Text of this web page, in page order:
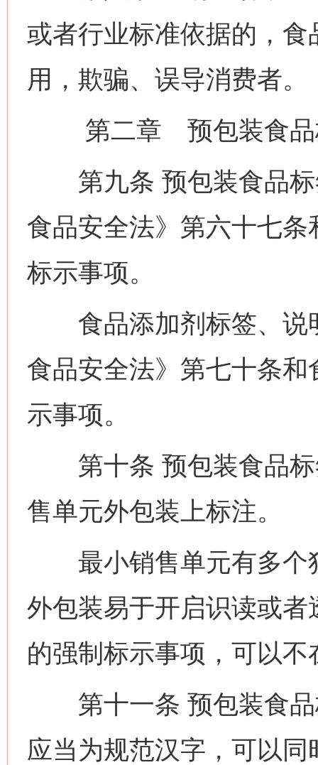
或者行业标准依据的，
用，欺骗、误导消费者。
第二章 预包装食品
第九条 预包装食品标
食品安全法》第六十七
标示事项。
食品添加剂标签、说
食品安全法》第七十条
示事项。
第十条 预包装食品标
售单元外包装上标注。
最小销售单元有多个
外包装易于开启识读或
的强制标示事项，可以
第十一条 预包装食品
应当为规范汉字，可以